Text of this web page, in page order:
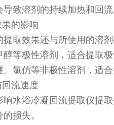
导致溶剂的持续加热和回
的影响
提取效果还与所使用的溶
醇等极性溶剂，适合提取
、氯仿等非极性溶剂，适
流速度
水浴冷凝回流提取仪提
的损失。